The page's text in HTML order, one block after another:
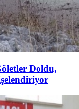
Doldu,